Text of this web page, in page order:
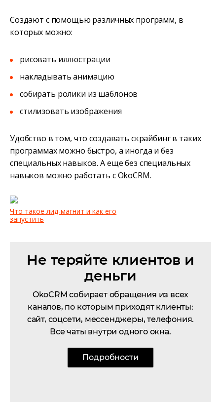
Создают с помощью различных программ, в
которых можно:
рисовать иллюстрации
накладывать анимацию
собирать ролики из шаблонов
стилизовать изображения
Удобство в том, что создавать скрайбинг в таких
программах можно быстро, а иногда и без
специальных навыков. А еще без специальных
навыков можно работать с OkoCRM.
Что такое лид-магнит и как его
запустить
Не теряйте клиентов и
деньги
OkoCRM собирает обращения из всех
каналов, по которым приходят клиенты:
сайт, соцсети, мессенджеры, телефония.
Все чаты внутри одного окна.
Подробности